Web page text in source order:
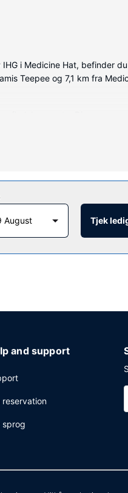
i Medicine Hat, befinder
Teepee og 7,1 km fra
sørger for
til kl. 10.00 i
August Tjek
and support
reservation
sprog